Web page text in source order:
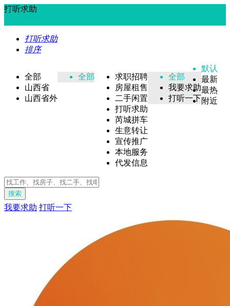
打听求助
打听求助
排序
全部
山西省
山西省外
全部
求职招聘
房屋租售
二手闲置
打听求助
芮城拼车
生意转让
宣传推广
本地服务
代发信息
全部
我要求助
打听一下
默认
最新
最热
附近
搜索
我要求助 打听一下